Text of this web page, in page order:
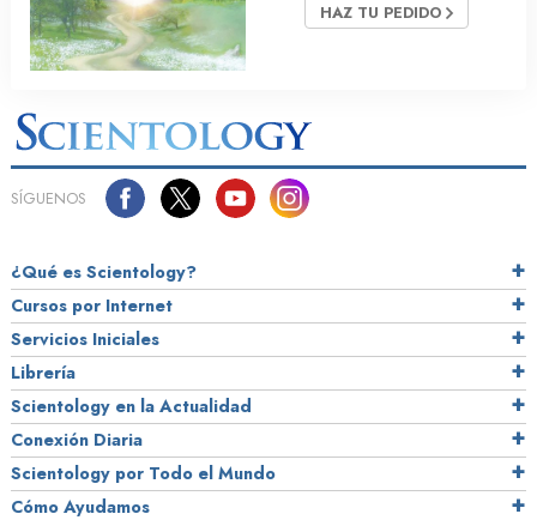
HAZ TU PEDIDO
SÍGUENOS
¿Qué es Scientology?
Cursos por Internet
Servicios Iniciales
Librería
Scientology en la Actualidad
Conexión Diaria
Scientology por Todo el Mundo
Cómo Ayudamos